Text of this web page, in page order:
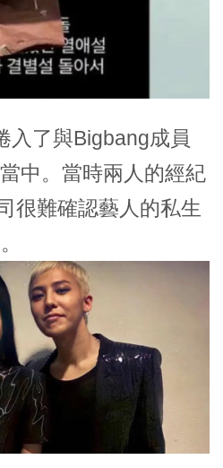
入了與Bigbang成員
中。當時兩人的經紀
很難確認藝人的私生